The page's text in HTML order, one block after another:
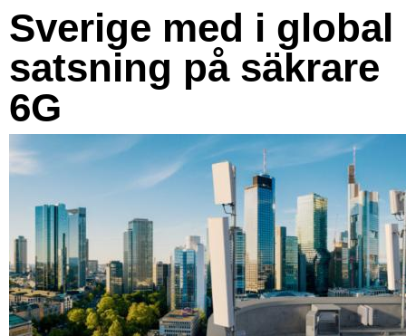
Sverige med i global
satsning på säkrare
6G